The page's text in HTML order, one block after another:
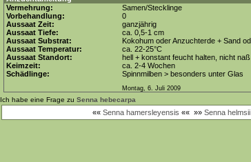
Vermehrung:
Samen/Stecklinge
Vorbehandlung:
0
Aussaat Zeit:
ganzjährig
Aussaat Tiefe:
ca. 0,5-1 cm
Aussaat Substrat:
Kokohum oder Anzuchterde + Sand
Aussaat Temperatur:
ca. 22-25°C
Aussaat Standort:
hell + konstant feucht halten, nicht naß
Keimzeit:
ca. 2-4 Wochen
Schädlinge:
Spinnmilben > besonders unter Glas
Montag, 6. Juli 2009
Ich habe eine Frage zu Senna hebecarpa
«« Senna hamersleyensis «« »» Senna helmsii